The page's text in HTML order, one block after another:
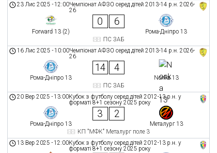
Чемпіонат АФЗО серед дітей 2013-14 р.н. 2026-
26
23 Лис 2025 -12:00
Forward 13 (2)
0 6
Рома-Дніпро 13
ПС ЗАБ
Чемпіонат АФЗО серед дітей 2013-14 р.н. 2026-
26
16 Лис 2025 -10:00
Рома-Дніпро 13
14 4
Nonka 13
ПС ЗАБ
Кубок з футболу серед дітей 2012-13 р.н. у
форматі 8+1 сезону 2025 року
20 Вер 2025 -13:00
Рома-Дніпро 13
3 2
Металург 13
КП "МФК" Металург поле 3
Кубок з футболу серед дітей 2012-13 р.н. у
форматі 8+1 сезону 2025 року
13 Вер 2025 -12:00